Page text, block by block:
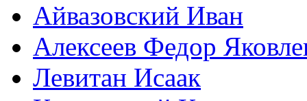
Айвазовский Иван
Алексеев Федор
Левитан Исаак